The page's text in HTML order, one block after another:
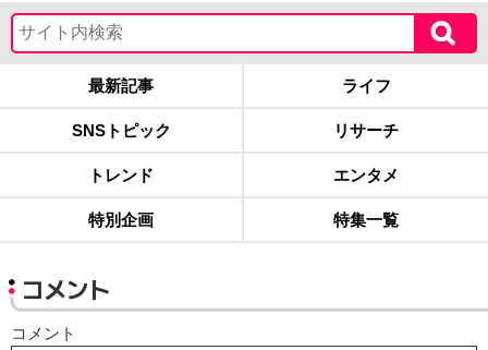
最新記事 ライフ
SNSトピック リサーチ
トレンド エンタメ
特別企画 特集一覧
コメント
コメント